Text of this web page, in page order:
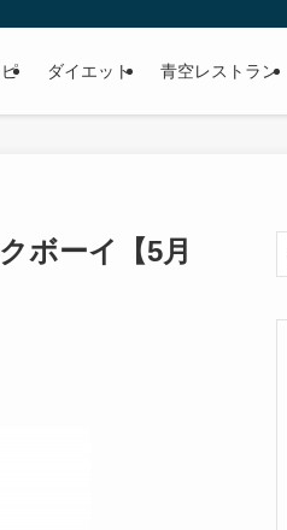
を紹介します。
ダイエット 青空レストラン
ボーイ【5月